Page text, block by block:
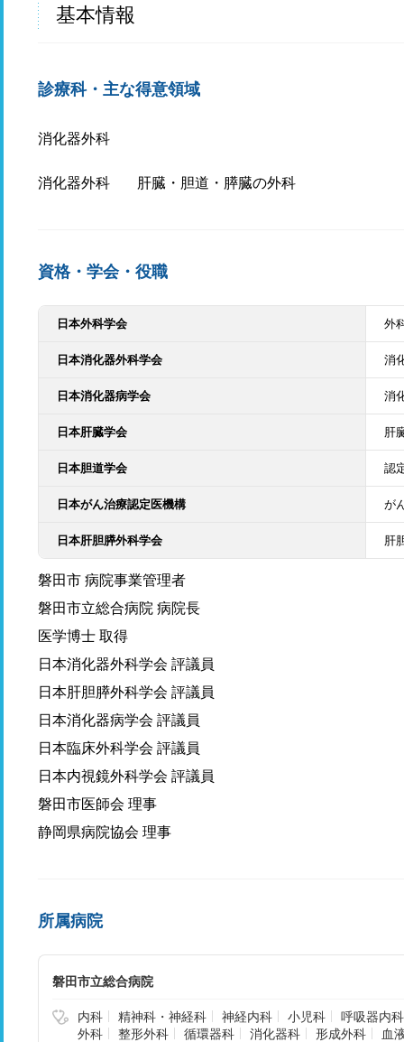
基本情報
診療科・主な得意領域
消化器外科
消化器外科 肝臓・胆道・膵臓の外科
資格・学会・役職
日本外科学会 外
日本消化器外科学会 消
日本消化器病学会 消
日本肝臓学会 肝
日本胆道学会 認
日本がん治療認定医機構 が
日本肝胆膵外科学会 肝
磐田市 病院事業管理者
磐田市立総合病院 病院長
医学博士 取得
日本消化器外科学会 評議員
日本肝胆膵外科学会 評議員
日本消化器病学会 評議員
日本臨床外科学会 評議員
日本内視鏡外科学会 評議員
磐田市医師会 理事
静岡県病院協会 理事
所属病院
磐田市立総合病院
内科 精神科・神経科 神経内科 小児科
呼吸器内科
外科
整形外科 循環器科 消化器科 形成外科
血